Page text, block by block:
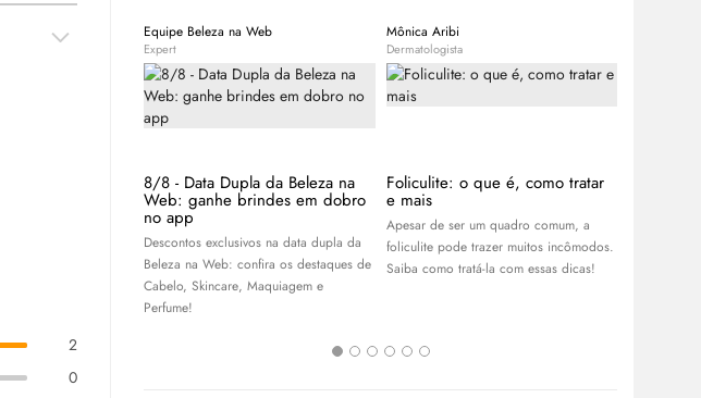
Equipe Beleza na Web
Expert
8/8 - Data Dupla da Beleza na
Web: ganhe brindes em dobro
no app
Descontos exclusivos na data dupla da
Beleza na Web: confira os destaques de
Cabelo, Skincare, Maquiagem e
Perfume!
Mônica Aribi
Dermatologista
Foliculite: o que é, como tratar
e mais
Apesar de ser um quadro comum, a
foliculite pode trazer muitos incômodos.
Saiba como tratá-la com essas dicas!
2
0